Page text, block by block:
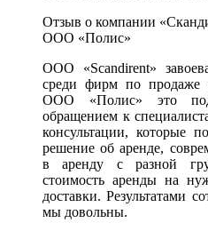
Отзыв о компании
ООО «Полис»
ООО «Scandirent»
среди фирм по продаже
ООО «Полис» это
обращением к
консультации, которые
решение об аренде,
в аренду с разной
стоимость аренды на
доставки. Результатами
мы довольны.